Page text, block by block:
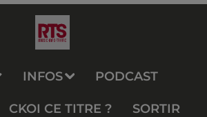
INFOS PODCAST
CKOI CE TITRE ? SORTIR